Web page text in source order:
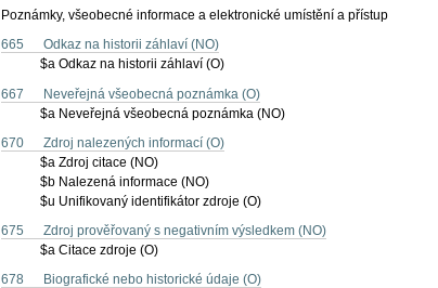
Poznámky, všeobecné informace a elektronické umístění a přístup
665 Odkaz na historii záhlaví (NO)
$a Odkaz na historii záhlaví (O)
667 Neveřejná všeobecná poznámka (O)
$a Neveřejná všeobecná poznámka (NO)
670 Zdroj nalezených informací (O)
$a Zdroj citace (NO)
$b Nalezená informace (NO)
$u Unifikovaný identifikátor zdroje (O)
675 Zdroj prověřovaný s negativním výsledkem (NO)
$a Citace zdroje (O)
678 Biografické nebo historické údaje (O)